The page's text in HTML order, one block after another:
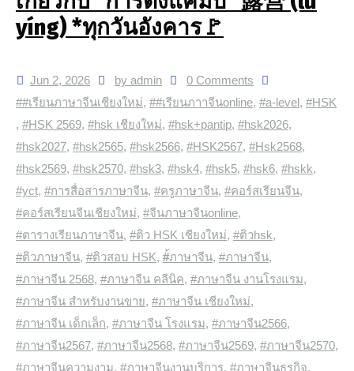
yíng) *ทุกวันอังคาร🚩
Jun 2, 2026 by admin
0 Comments
##เรียนภาษาจีนเชียงใหม่, ##เรียนภาาจีนonline, #a-level, #HSK
, #HSK 2569, #hsk เชียงใหม่, #hsk+pantip, #hsk2026,
#hsk2027, #hsk2565, #hsk2566, #HSK2567, #Hsk2568,
#hsk2569, #hsk2570, #hsk3, #hsk4, #hsk5, #hsk6, #hskk,
#yct, #การสื่อสารภาษาจีน, #ครูภาษาจีน, #คอร์สเรียนจีน,
#คอร์สเรียนจีนเชียงใหม่, #จีนภาษาจีนonline,
#ตารางเรียนภาษาจีน, #ติว HSK เชียงใหม่, #ติวhsk,
#ติวภาษาจีน, #ติวสอบ HSK, #้ภาษาจีน, #ภาษาจีน,
#ภาษาจีน 2568, #ภาษาจีน คลีนิค, #ภาษาจีน งานโรงแรม,
#ภาษาจีน สำหรับงานขาย, #ภาษาจีน เชียงใหม่,
#ภาษาจีน เด็กเล็ก, #ภาษาจีน โรงแรม, #ภาษาจีน2566,
#ภาษาจีน2567, #ภาษาจีน2568, #ภาษาจีน2569, #ภาษาจีน2570,
#ภาษาจีนความงาม, #ภาษาจีนงานบริการ, #ภาษาจีนธุรกิจ,